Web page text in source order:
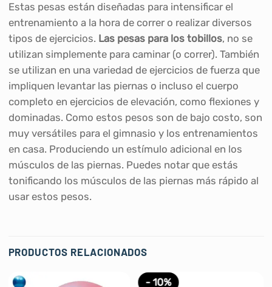
Estas pesas están diseñadas para intensificar el
entrenamiento a la hora de correr o realizar diversos
tipos de ejercicios. Las pesas para los tobillos, no se
utilizan simplemente para caminar (o correr). También
se utilizan en una variedad de ejercicios de fuerza que
impliquen levantar las piernas o incluso el cuerpo
completo en ejercicios de elevación, como flexiones y
dominadas. Como estos pesos son de bajo costo, son
muy versátiles para el gimnasio y los entrenamientos
en casa. Produciendo un estímulo adicional en los
músculos de las piernas. Puedes notar que estás
tonificando los músculos de las piernas más rápido al
usar estos pesos.
PRODUCTOS RELACIONADOS
- 10%